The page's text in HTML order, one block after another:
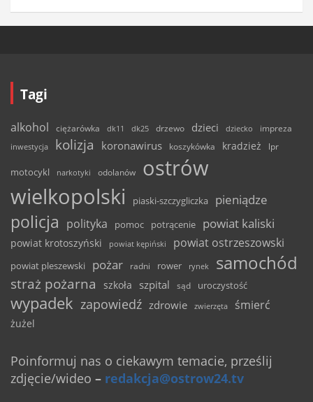
Tagi
alkohol ciężarówka dk11 dk25 drzewo dzieci dziecko
impreza
inwestycja
kolizja koronawirus koszykówka kradzież lpr
motocykl narkotyki odolanów
ostrów
wielkopolski
piaski-szczygliczka pieniądze
policja polityka pomoc potrącenie powiat kaliski
powiat krotoszyński powiat kępiński powiat ostrzeszowski
powiat pleszewski pożar radni rower rynek samochód
straż pożarna szkoła szpital sąd uroczystość
wypadek zapowiedź zdrowie zwierzęta śmierć
żużel
Poinformuj nas o ciekawym temacie, prześlij
zdjęcie/wideo – redakcja@ostrow24.tv